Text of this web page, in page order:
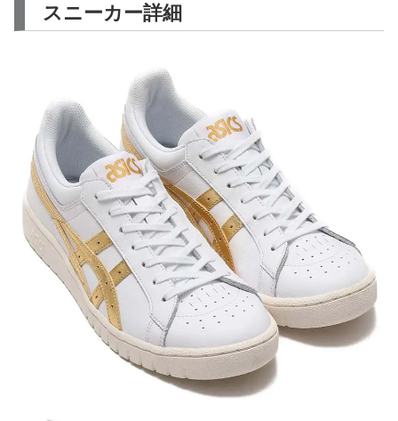
スニーカー詳細